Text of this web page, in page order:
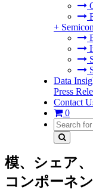
+
Data
Press
Contact
0
模、シェア
コンポーネ